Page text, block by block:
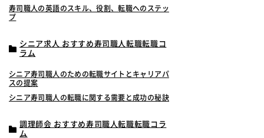
寿司職人の英語のスキル、役割、転職へのステッ
プ
シニア求人 おすすめ寿司職人転職転職コ
ラム
シニア寿司職人のための転職サイトとキャリアパ
スの提案
シニア寿司職人の転職に関する需要と成功の秘訣
調理師会 おすすめ寿司職人転職転職コラ
ム